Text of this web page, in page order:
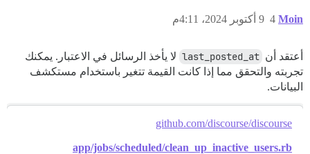
Moin 9 أكتوبر 2024، 4:11م 4
أعتقد أن last_posted_at لا يأخذ الرسائل في الاعتبار. يمكنك
تجربته والتحقق مما إذا كانت القيمة تتغير باستخدام مستكشف
البيانات.
github.com/discourse/discourse
app/jobs/scheduled/clean_up_inactive_users.rb